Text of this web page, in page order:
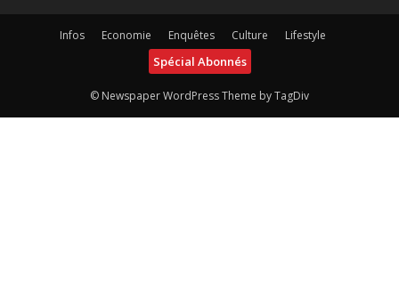
Infos Economie Enquêtes Culture Lifestyle
Spécial Abonnés
© Newspaper WordPress Theme by TagDiv